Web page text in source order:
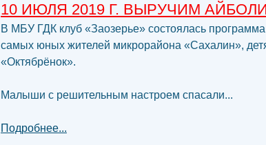
10 ИЮЛЯ 2019 Г. ВЫРУЧИМ
В МБУ ГДК клуб «Заозерье» состоялась
самых юных жителей микрорайона «Сахалин»,
«Октябрёнок».
Малыши с решительным настроем спасали...
Подробнее...